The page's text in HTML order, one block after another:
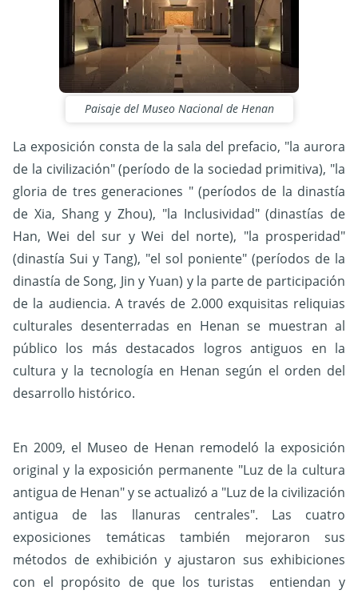
Paisaje del Museo Nacional de Henan
La exposición consta de la sala del prefacio, "la aurora
de la civilización" (período de la sociedad primitiva), "la
gloria de tres generaciones " (períodos de la dinastía
de Xia, Shang y Zhou), "la Inclusividad" (dinastías de
Han, Wei del sur y Wei del norte), "la prosperidad"
(dinastía Sui y Tang), "el sol poniente" (períodos de la
dinastía de Song, Jin y Yuan) y la parte de participación
de la audiencia. A través de 2.000 exquisitas reliquias
culturales desenterradas en Henan se muestran al
público los más destacados logros antiguos en la
cultura y la tecnología en Henan según el orden del
desarrollo histórico.
En 2009, el Museo de Henan remodeló la exposición
original y la exposición permanente "Luz de la cultura
antigua de Henan" y se actualizó a "Luz de la civilización
antigua de las llanuras centrales". Las cuatro
exposiciones temáticas también mejoraron sus
métodos de exhibición y ajustaron sus exhibiciones
con el propósito de que los turistas entiendan y